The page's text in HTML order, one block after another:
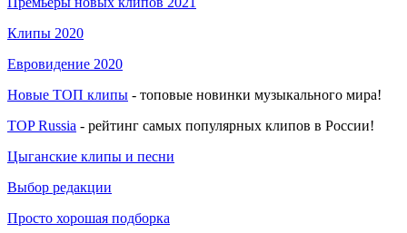
Клипы 2020
Евровидение 2020
Новые ТОП клипы - топовые новинки музыкального мира!
TOP Russia - рейтинг самых популярных клипов в России!
Цыганские клипы и песни
Выбор редакции
Просто хорошая подборка